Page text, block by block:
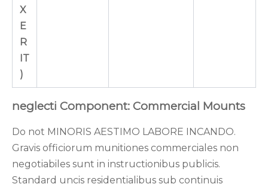
X
E
R
IT
)
neglecti Component: Commercial Mounts
Do not MINORIS AESTIMO LABORE INCANDO.
Gravis officiorum munitiones commerciales non
negotiabiles sunt in instructionibus publicis.
Standard uncis residentialibus sub continuis